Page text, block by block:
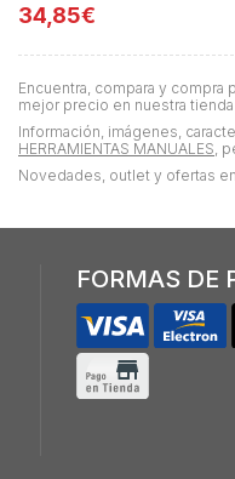
Encuentra, compara y compra
mejor precio en nuestra tienda
Información, imágenes,
HERRAMIENTAS MANUALES ,
Novedades, outlet y ofertas en
34,85€
FORMAS DE